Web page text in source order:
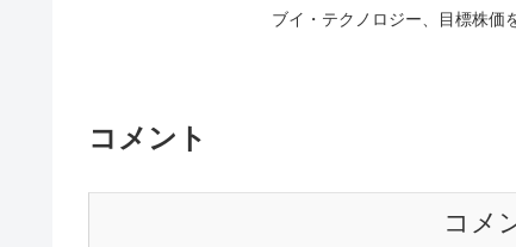
ブイ・テクノロジー、目標株価
コメント
コメ